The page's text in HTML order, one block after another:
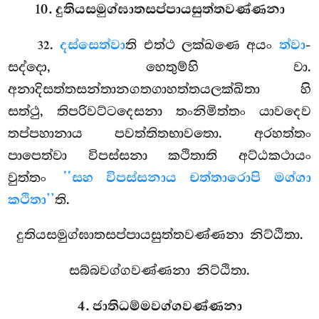
10. දුතියසමුග්ඝාතසප්පායසුත්තවණ්ණනා
32.දස්සෙත්වාති එත්ථ ලක්ඛණෙ අයං ත්වා-
සද්දො, හෙතුම්හි වා.
අනාදිසත්තසන්තානගතගාහත්තයලක්ඛිතා හි
සත්ථු, තිපරිවට්ටදෙසනා තංනිමිත්තං යාවදෙව
තප්පහානාය පවත්තිතභාවතො. අරහත්තං
පාපෙත්වා විපස්සනා කථිතාති අට්ඨකථායං
වුත්තං ‘‘සහ විපස්සනාය චත්තාරොපි මග්ගා
කථිතා’’ති.
දුතියසමුග්ඝාතසප්පායසුත්තවණ්ණනා නිට්ඨිතා.
සබ්බවග්ගවණ්ණනා නිට්ඨිතා.
4. ජාතිධම්මවග්ගවණ්ණනා